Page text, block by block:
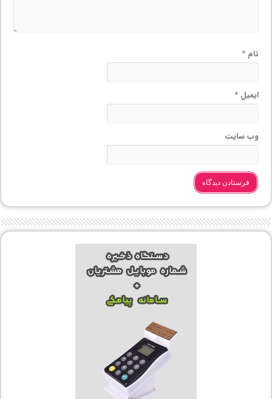
نام*
ایمیل*
وب‌ سایت